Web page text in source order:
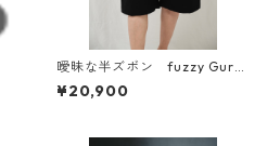
曖昧な半ズボン fuzzy Gurk
ha short pants 強撚ツイル
¥20,900